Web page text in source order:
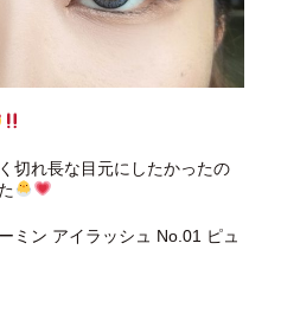
切れ長な目元にしたかったの
ミン アイラッシュ No.01 ピュ